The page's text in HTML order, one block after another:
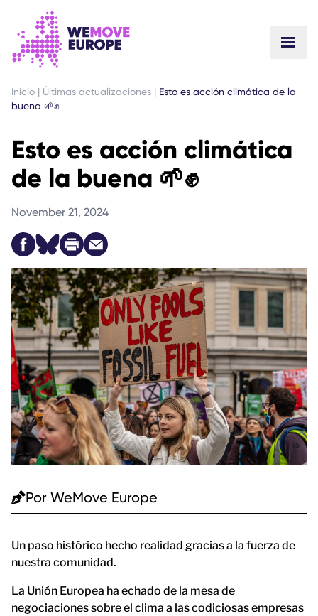
IR AL CONTENIDO PRINCIPAL
SALTAR AL PIE DE PÁGINA
Inicio | Últimas actualizaciones | Esto es acción climática de la
buena 🌱✊
Esto es acción climática
de la buena 🌱✊
November 21, 2024
Por WeMove Europe
Un paso histórico hecho realidad gracias a la fuerza de
nuestra comunidad.
La Unión Europea ha echado de la mesa de
negociaciones sobre el clima a las codiciosas empresas